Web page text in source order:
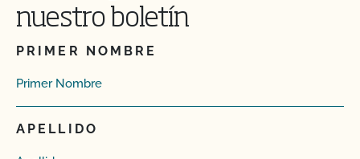
nuestro boletín
PRIMER NOMBRE
APELLIDO